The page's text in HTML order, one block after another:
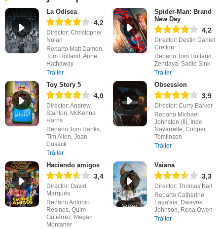
La Odisea
4,2
Director: Christopher
Nolan
Reparto Matt Damon,
Tom Holland, Anne
Hathaway
Tráiler
Spider-Man: Brand
New Day
4,2
Director: Destin Daniel
Cretton
Reparto Tom Holland,
Zendaya, Sadie Sink
Tráiler
Toy Story 5
4,0
Director: Andrew
Stanton, McKenna
Harris
Reparto Tom Hanks,
Tim Allen, Joan
Cusack
Tráiler
Obsession
3,9
Director: Curry Barker
Reparto Michael
Johnston (II), Inde
Navarrette, Cooper
Tomlinson
Tráiler
Haciendo amigos
3,4
Director: David
Marqués
Reparto Antonio
Resines, Quim
Gutiérrez, Megan
Montaner
Vaiana
3,3
Director: Thomas Kail
Reparto Catherine
Laga'aia, Dwayne
Johnson, Rena Owen
Tráiler